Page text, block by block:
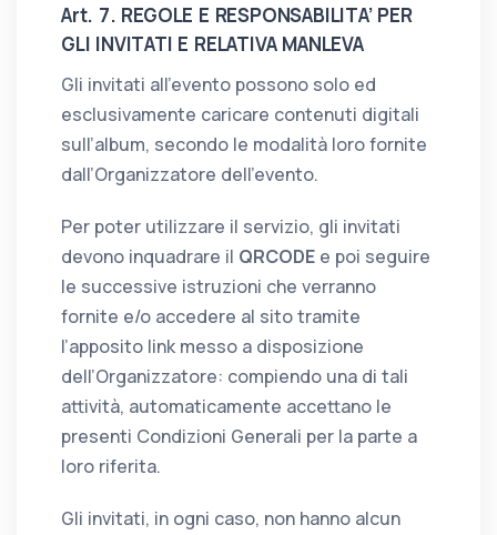
Art. 7. REGOLE E RESPONSABILITA’ PER
GLI INVITATI E RELATIVA MANLEVA
Gli invitati all’evento possono solo ed
esclusivamente caricare contenuti digitali
sull’album, secondo le modalità loro fornite
dall’Organizzatore dell’evento.
Per poter utilizzare il servizio, gli invitati
devono inquadrare il QRCODE e poi seguire
le successive istruzioni che verranno
fornite e/o accedere al sito tramite
l’apposito link messo a disposizione
dell’Organizzatore: compiendo una di tali
attività, automaticamente accettano le
presenti Condizioni Generali per la parte a
loro riferita.
Gli invitati, in ogni caso, non hanno alcun